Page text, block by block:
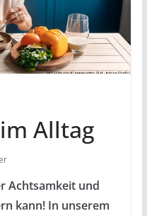
Alltag
Achtsamkeit und
kann! In unserem